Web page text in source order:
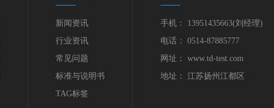
新闻资讯
行业资讯
常见问题
标准与说明书
TAG标签
手机： 13951435663(刘经理)
电话： 0514-87885777
网址： www.td-test.com
地址： 江苏扬州江都区